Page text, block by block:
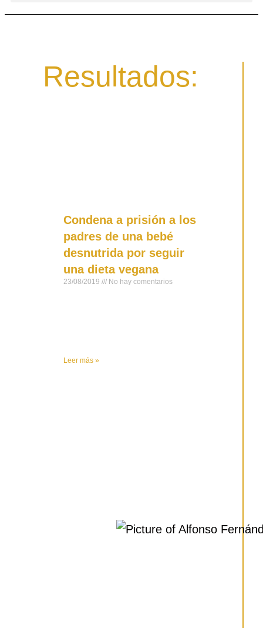
Resultados:
Condena a prisión a los
padres de una bebé
desnutrida por seguir
una dieta vegana
23/08/2019 No hay comentarios
Leer más »